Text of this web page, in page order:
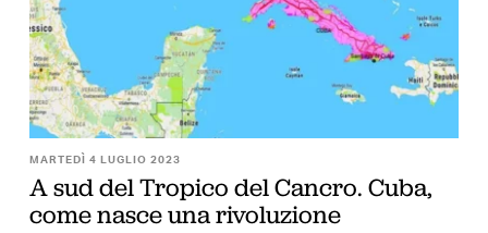
MARTEDÌ 4 LUGLIO 2023
A sud del Tropico del Cancro. Cuba,
come nasce una rivoluzione